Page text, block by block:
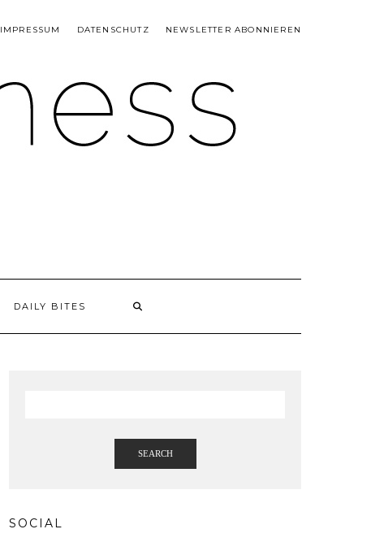
IMPRESSUM DATENSCHUTZ NEWSLETTER ABONNIEREN
DAILY BITES
SEARCH
SOCIAL